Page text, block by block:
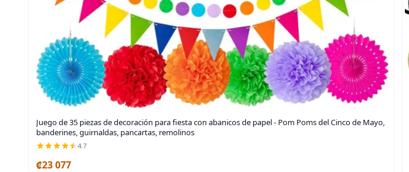
Juego de 35 piezas de decoración para fiesta con abanicos de papel - Pom Poms del Cinco de Mayo,
banderines, guirnaldas, pancartas, remolinos
4.7
₡23 077